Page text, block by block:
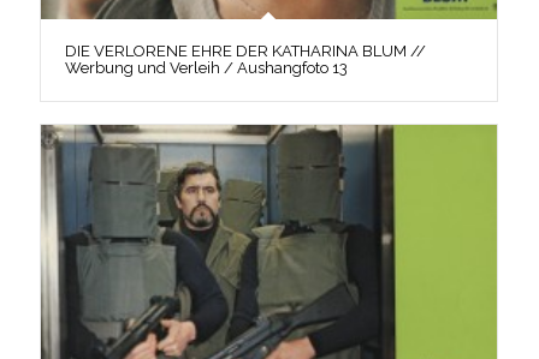
DIE VERLORENE EHRE DER KATHARINA BLUM //
Werbung und Verleih / Aushangfoto 13